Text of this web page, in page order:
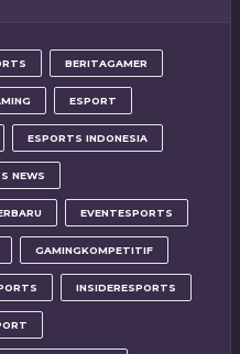
BERITAGAMER
ESPORT
ESPORTS INDONESIA
NEWS
EVENTESPORTS
GAMINGKOMPETITIF
INSIDERESPORTS